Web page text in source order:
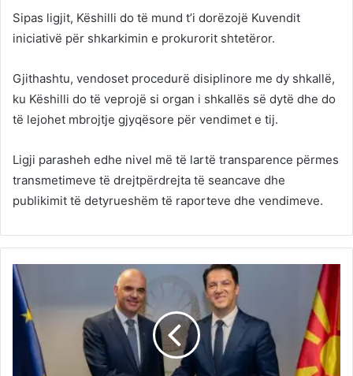
Sipas ligjit, Këshilli do të mund t’i dorëzojë Kuvendit
iniciativë për shkarkimin e prokurorit shtetëror.
Gjithashtu, vendoset procedurë disiplinore me dy shkallë,
ku Këshilli do të veprojë si organ i shkallës së dytë dhe do
të lejohet mbrojtje gjyqësore për vendimet e tij.
Ligji parasheh edhe nivel më të lartë transparence përmes
transmetimeve të drejtpërdrejta të seancave dhe
publikimit të detyrueshëm të raporteve dhe vendimeve.